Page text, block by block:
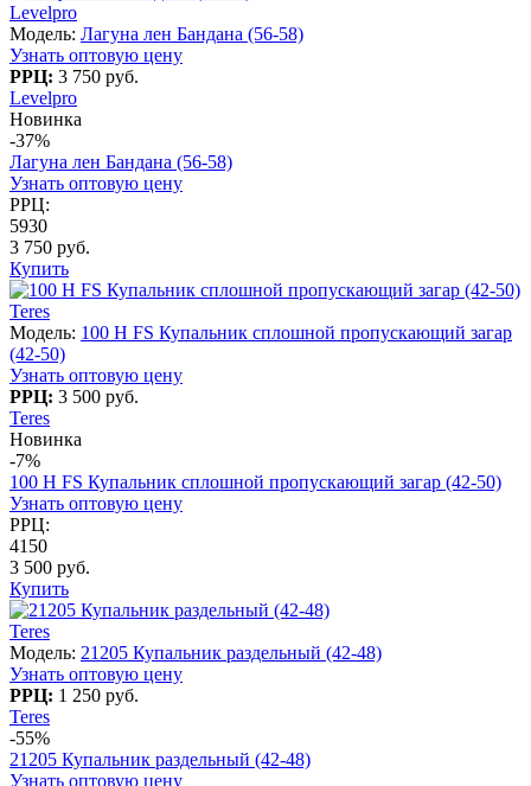
Levelpro
Модель: Лагуна лен Бандана (56-58)
Узнать оптовую цену
РРЦ: 3 750 руб.
Levelpro
Новинка
-37%
Лагуна лен Бандана (56-58)
Узнать оптовую цену
РРЦ:
5930
3 750 руб.
Купить
Teres
Модель: 100 H FS Купальник сплошной пропускающий загар
(42-50)
Узнать оптовую цену
РРЦ: 3 500 руб.
Teres
Новинка
-7%
100 H FS Купальник сплошной пропускающий загар (42-50)
Узнать оптовую цену
РРЦ:
4150
3 500 руб.
Купить
Teres
Модель: 21205 Купальник раздельный (42-48)
Узнать оптовую цену
РРЦ: 1 250 руб.
Teres
-55%
21205 Купальник раздельный (42-48)
Узнать оптовую цену